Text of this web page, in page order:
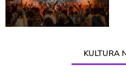
KULTURA